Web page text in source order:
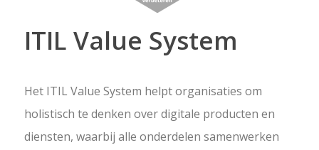
ITIL Value System
Het ITIL Value System helpt organisaties om
holistisch te denken over digitale producten en
diensten, waarbij alle onderdelen samenwerken